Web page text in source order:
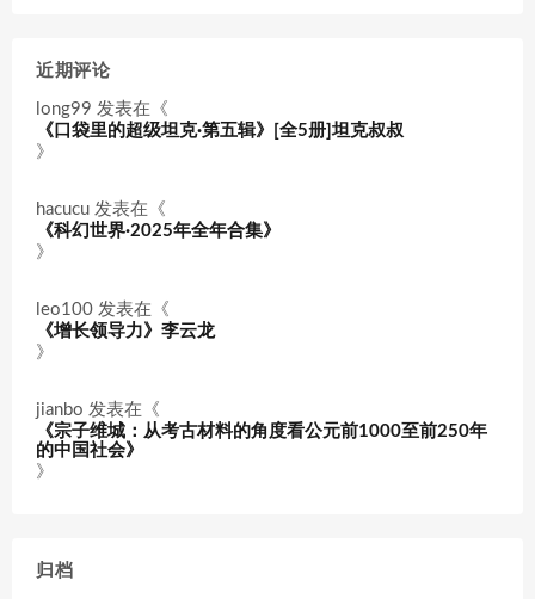
近期评论
long99 发表在《
《口袋里的超级坦克·第五辑》[全5册]坦克叔叔
》
hacucu 发表在《
《科幻世界·2025年全年合集》
》
leo100 发表在《
《增长领导力》李云龙
》
jianbo 发表在《
《宗子维城：从考古材料的角度看公元前1000至前250年
的中国社会》
》
归档